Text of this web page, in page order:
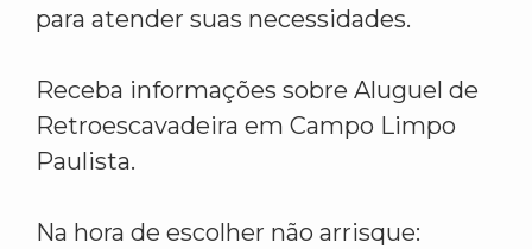
para atender suas necessidades.
Receba informações sobre Aluguel de
Retroescavadeira em Campo Limpo
Paulista.
Na hora de escolher não arrisque: